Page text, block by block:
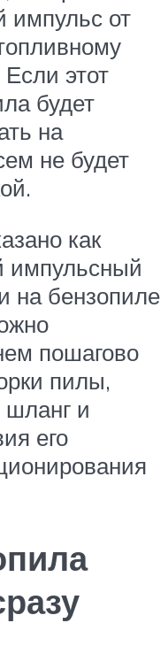
импульс от
этот
будет
на
не будет
как
импульсный
на бензопиле
пошагово
пилы,
и
его